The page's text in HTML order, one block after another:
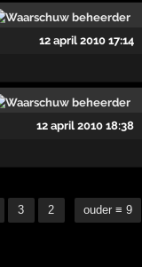
12 april 2010 17:14
12 april 2010 18:38
3
2
ouder ≡ 9